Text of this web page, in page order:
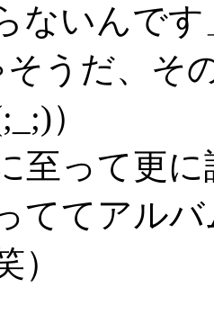
ないんです
そうだ、そ
）
至って更
ててアルバ
）